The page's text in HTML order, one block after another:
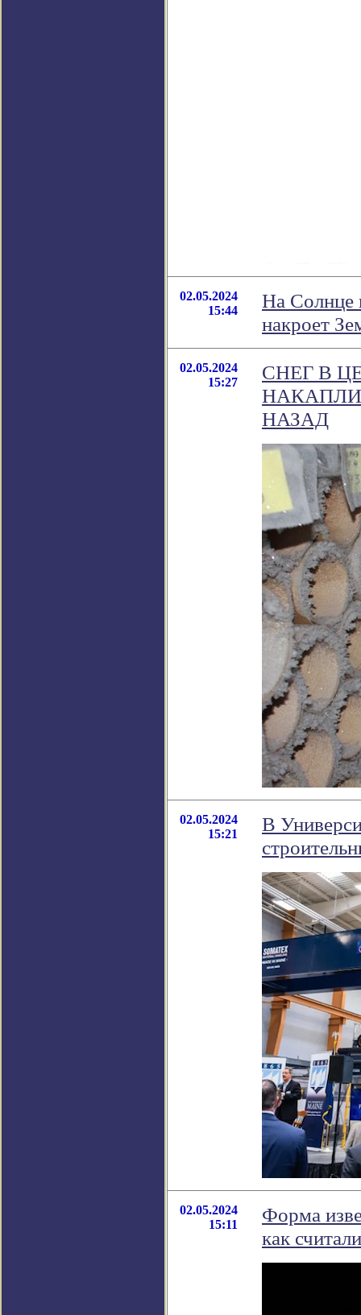
02.05.2024
15:44
На Солнце
накроет
02.05.2024
15:27
СНЕГ В
НАЗАД
02.05.2024
15:21
В
02.05.2024
15:11
Форма
как